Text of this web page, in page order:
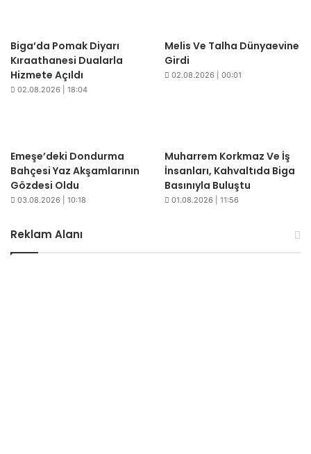
Biga’da Pomak Diyarı
Kıraathanesi Dualarla
Hizmete Açıldı
02.08.2026 | 18:04
Melis Ve Talha Dünyaevine
Girdi
02.08.2026 | 00:01
Emeşe’deki Dondurma
Bahçesi Yaz Akşamlarının
Gözdesi Oldu
03.08.2026 | 10:18
Muharrem Korkmaz Ve İş
İnsanları, Kahvaltıda Biga
Basınıyla Buluştu
01.08.2026 | 11:56
Reklam Alanı